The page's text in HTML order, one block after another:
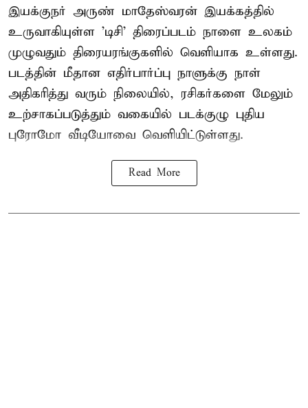
இயக்குநர் அருண் மாதேஸ்வரன் இயக்கத்தில்
உருவாகியுள்ள 'டிசி' திரைப்படம் நாளை உலகம்
முழுவதும் திரையரங்குகளில் வெளியாக உள்ளது.
படத்தின் மீதான எதிர்பார்ப்பு நாளுக்கு நாள்
அதிகரித்து வரும் நிலையில், ரசிகர்களை மேலும்
உற்சாகப்படுத்தும் வகையில் படக்குழு புதிய
புரோமோ வீடியோவை வெளியிட்டுள்ளது.
Read More